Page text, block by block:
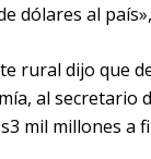
dólares al
rural dijo que
al secretario
mil millones a